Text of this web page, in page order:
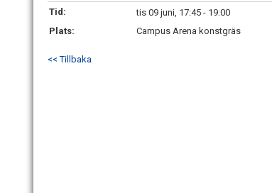
Tid:
tis 09 juni, 17:45 - 19:00
Plats:
Campus Arena konstgräs
<< Tillbaka